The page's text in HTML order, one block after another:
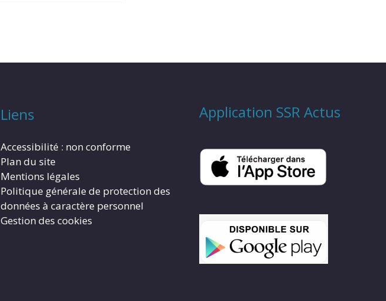
Liens
Accessibilité : non conforme
Plan du site
Mentions légales
Politique générale de protection des
données à caractère personnel
Gestion des cookies
Application SSR Actus